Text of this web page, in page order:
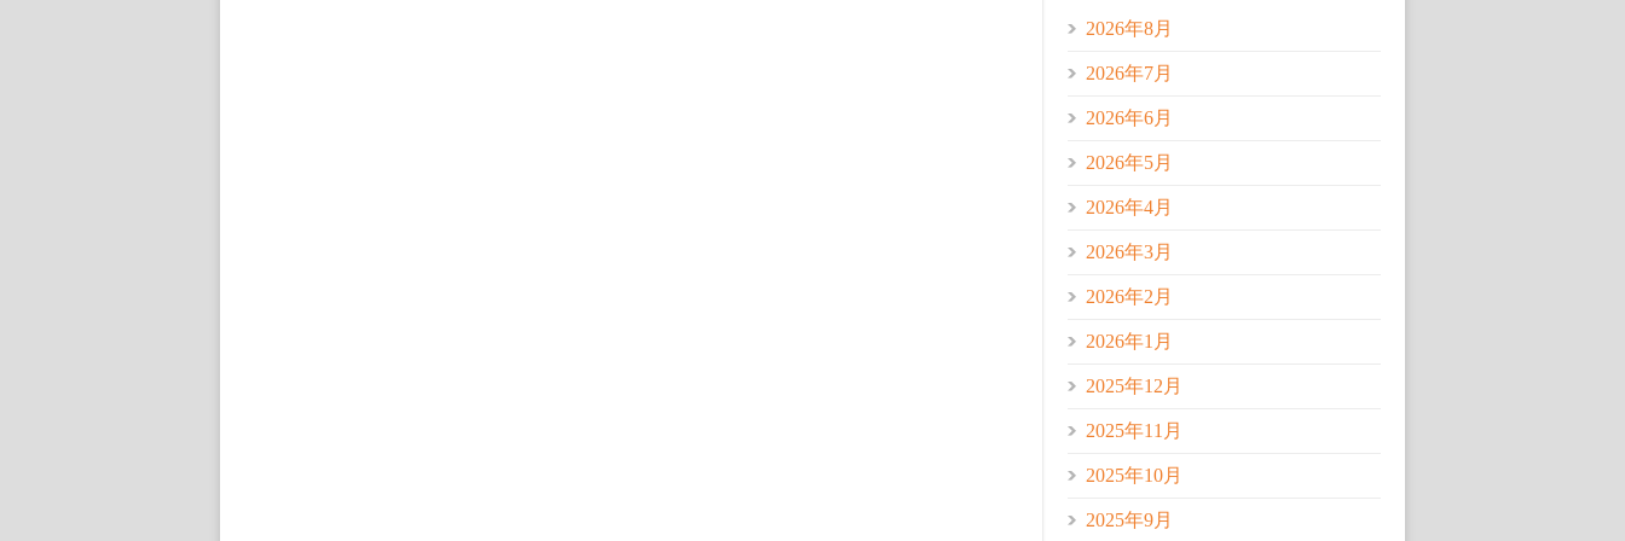
2026年8月
2026年7月
2026年6月
2026年5月
2026年4月
2026年3月
2026年2月
2026年1月
2025年12月
2025年11月
2025年10月
2025年9月